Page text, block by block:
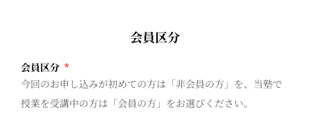
会員区分
会員区分 *
今回のお申し込みが初めての方は「非会員の方」を、当塾で
授業を受講中の方は「会員の方」をお選びください。